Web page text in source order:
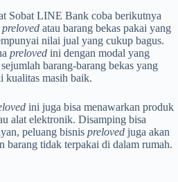
Sobat LINE Bank coba berikutnya
preloved atau barang bekas pakai yang
nilai jual yang cukup bagus.
preloved ini dengan modal yang
barang-barang bekas yang
kualitas masih baik.
ini juga bisa menawarkan produk
alat elektronik. Disamping bisa
peluang bisnis preloved juga akan
barang tidak terpakai di dalam rumah.